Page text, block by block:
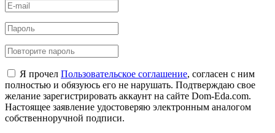
Я прочел Пользовательское соглашение, согласен с ним
полностью и обязуюсь его не нарушать. Подтверждаю свое
желание зарегистрировать аккаунт на сайте Dom-Eda.com.
Настоящее заявление удостоверяю электронным аналогом
собственноручной подписи.